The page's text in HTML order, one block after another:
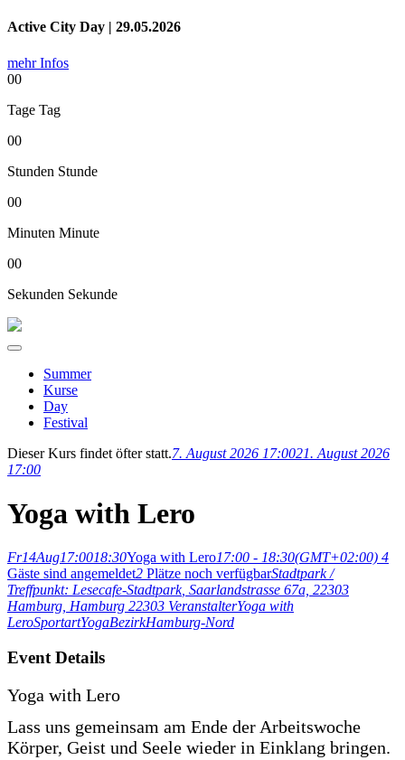
Active City Day | 29.05.2026
mehr Infos
00
Tage Tag
00
Stunden Stunde
00
Minuten Minute
00
Sekunden Sekunde
Summer
Kurse
Day
Festival
Dieser Kurs findet öfter statt.7. August 2026 17:0021. August 2026
17:00
Yoga with Lero
Fr14Aug17:0018:30Yoga with Lero17:00 - 18:30(GMT+02:00) 4
Gäste sind angemeldet2 Plätze noch verfügbarStadtpark /
Treffpunkt: Lesecafe-Stadtpark, Saarlandstrasse 67a, 22303
Hamburg, Hamburg 22303 VeranstalterYoga with
LeroSportartYogaBezirkHamburg-Nord
Event Details
Yoga with Lero
Lass uns gemeinsam am Ende der Arbeitswoche
Körper, Geist und Seele wieder in Einklang bringen.